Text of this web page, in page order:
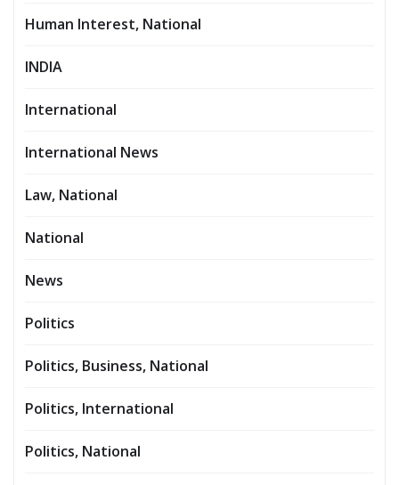
Human Interest, National
INDIA
International
International News
Law, National
National
News
Politics
Politics, Business, National
Politics, International
Politics, National